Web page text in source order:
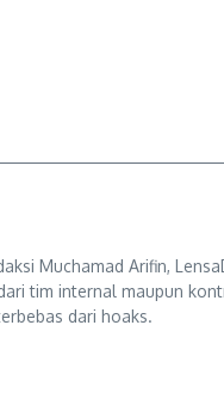
Muchamad Arifin,
tim internal maupun
dari hoaks.